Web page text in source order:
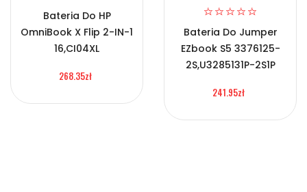
Certyfikaty bezpieczeństwa i zgodności
Bateria HP BM4K
Prawo zwrotu w ciągu 30 dni
2.Numer produktu baterii
Numer produktu ładowarki
Bateria Do HP
OmniBook X Flip 2-IN-1
16,CI04XL
268.35zł
Bateria Do Jumper
EZbook S5 3376125-
2S,U3285131P-2S1P
241.95zł